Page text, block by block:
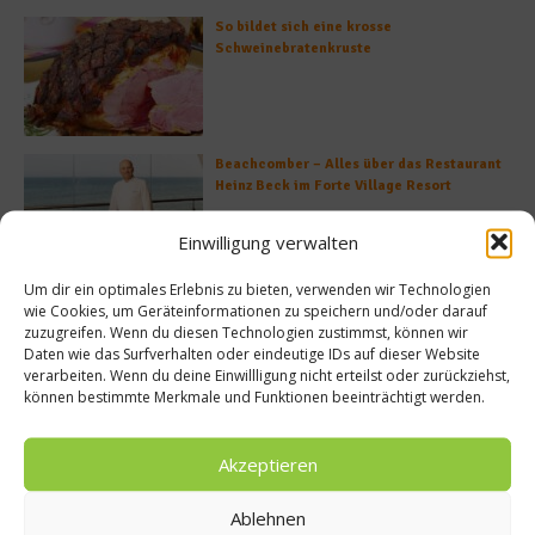
Einwilligung verwalten
Um dir ein optimales Erlebnis zu bieten, verwenden wir Technologien
wie Cookies, um Geräteinformationen zu speichern und/oder darauf
zuzugreifen. Wenn du diesen Technologien zustimmst, können wir
Daten wie das Surfverhalten oder eindeutige IDs auf dieser Website
verarbeiten. Wenn du deine Einwillligung nicht erteilst oder zurückziehst,
können bestimmte Merkmale und Funktionen beeinträchtigt werden.
Akzeptieren
Ablehnen
So bildet sich eine krosse
Schweinebratenkruste
Beachcomber – Alles über das Restaurant
Heinz Beck im Forte Village Resort
Was ist der Unterschied zwischen Limonen
und Limetten?